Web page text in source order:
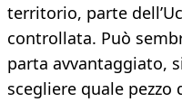
territorio, parte
controllata. Può
parta avvantaggiato,
scegliere quale